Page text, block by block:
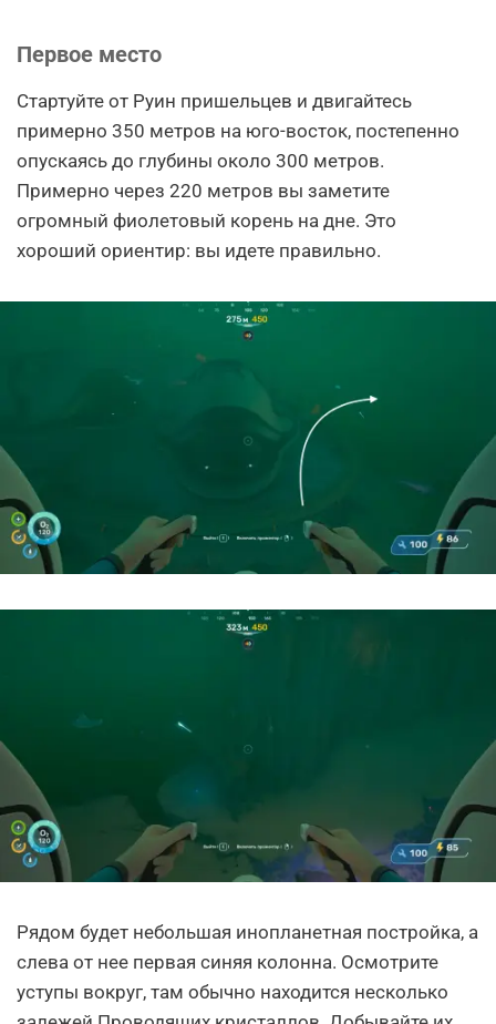
Первое место
Стартуйте от Руин пришельцев и двигайтесь
примерно 350 метров на юго-восток, постепенно
опускаясь до глубины около 300 метров.
Примерно через 220 метров вы заметите
огромный фиолетовый корень на дне. Это
хороший ориентир: вы идете правильно.
Рядом будет небольшая инопланетная постройка, а
слева от нее первая синяя колонна. Осмотрите
уступы вокруг, там обычно находится несколько